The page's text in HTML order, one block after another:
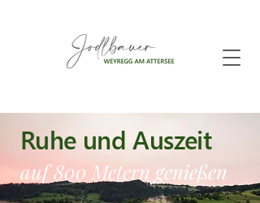
Ruhe und Auszeit
auf 800 Metern genießen